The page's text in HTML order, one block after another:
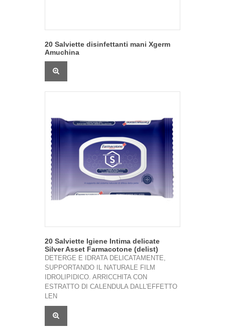
20 Salviette disinfettanti mani Xgerm
Amuchina
20 Salviette Igiene Intima delicate
Silver Asset Farmacotone (delist)
DETERGE E IDRATA DELICATAMENTE,
SUPPORTANDO IL NATURALE FILM
IDROLIPIDICO. ARRICCHITA CON
ESTRATTO DI CALENDULA DALL'EFFETTO
LEN